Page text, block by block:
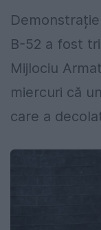
B-52 a fost
Mijlociu
miercuri că
care a